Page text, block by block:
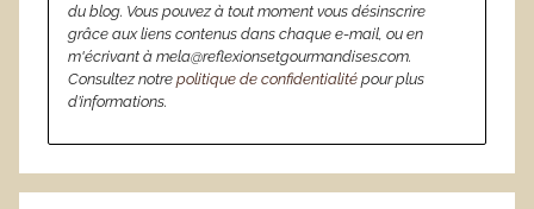
du blog. Vous pouvez à tout moment vous désinscrire
grâce aux liens contenus dans chaque e-mail, ou en
m'écrivant à mela@reflexionsetgourmandises.com.
Consultez notre politique de confidentialité pour plus
d’informations.